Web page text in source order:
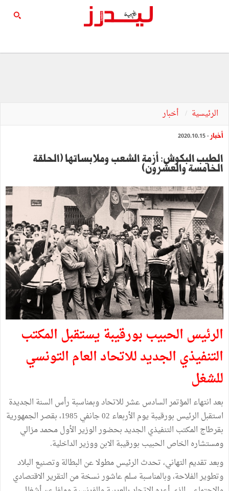
الرئيسية أخبار
أخبار - 2020.10.15
الطيب البكوش: أزمة الشعب وملابساتها (الحلقة
الخامسة والعشرون)
الرئيس الحبيب بورقيبة يستقبل المكتب
التنفيذي الجديد للاتحاد العام التونسي
للشغل
بعد انتهاء المؤتمر السادس عشر للاتحاد وبمناسبة رأس السنة الجديدة
استقبل الرئيس بورقيبة يوم الأربعاء 02 جانفي 1985، بقصر الجمهورية
بقرطاج المكتب التنفيذي الجديد بحضور الوزير الأول محمد مزالي
ومستشاره الخاص الحبيب بورقيبة الابن ووزير الداخلية.
وبعد تقديم التهاني، تحدث الرئيس مطولا عن البطالة وتصنيع البلاد
وتطوير الفلاحة، وبالمناسبة سلم عاشور نسخة من التقرير الاقتصادي